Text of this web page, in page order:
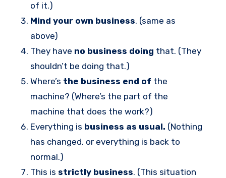
of it.)
Mind your own business. (same as
above)
They have no business doing that. (They
shouldn’t be doing that.)
Where’s the business end of the
machine? (Where’s the part of the
machine that does the work?)
Everything is business as usual. (Nothing
has changed, or everything is back to
normal.)
This is strictly business. (This situation